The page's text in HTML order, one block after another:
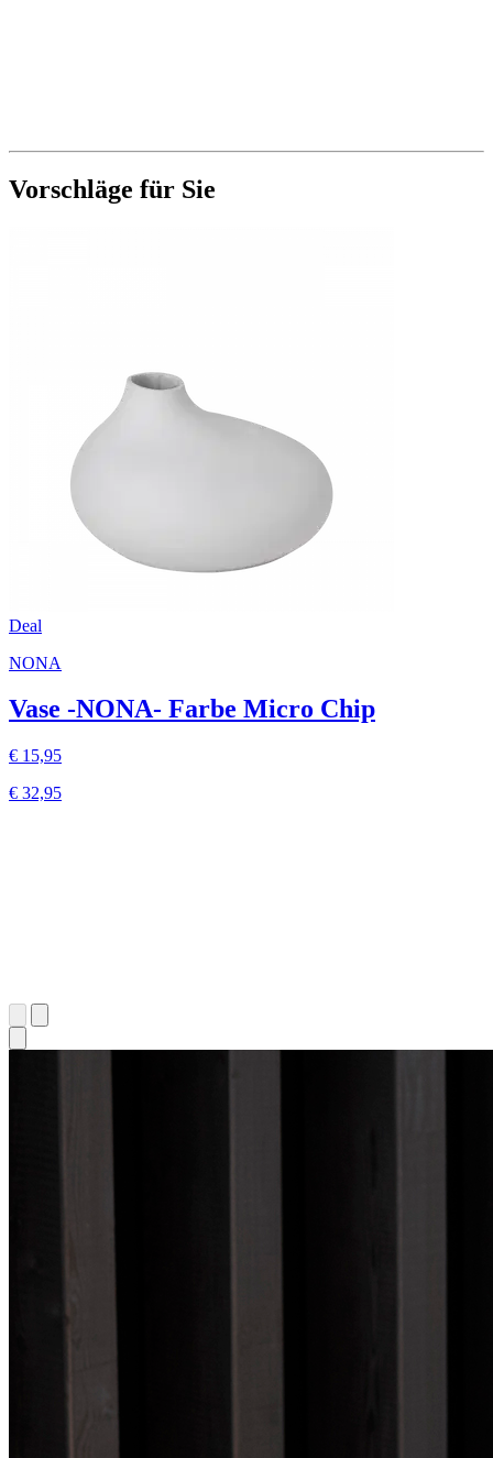
Vorschläge für Sie
Deal
NONA
Vase -NONA- Farbe Micro Chip
€ 15,95
€ 32,95